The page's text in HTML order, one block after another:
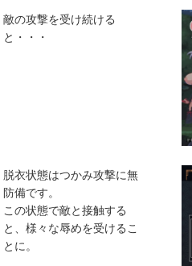
敵の攻撃を受け続ける
と・・・
脱衣状態はつかみ攻撃に無
防備です。
この状態で敵と接触する
と、様々な辱めを受けるこ
とに。